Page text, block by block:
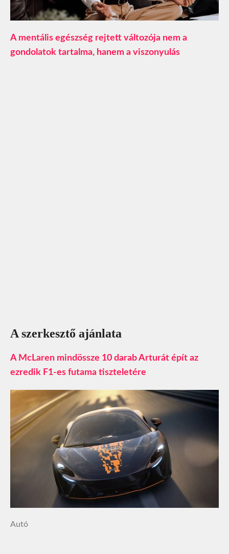
A mentális egészség rejtett változója nem a
gondolatok tartalma, hanem a viszonyulás
A szerkesztő ajánlata
A McLaren mindössze 10 darab Arturát épít az
ezredik F1-es futama tiszteletére
Autó